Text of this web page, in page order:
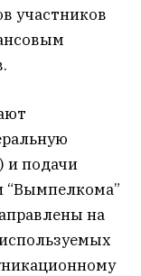
участников
и подачи
“Вымпелкома”
на